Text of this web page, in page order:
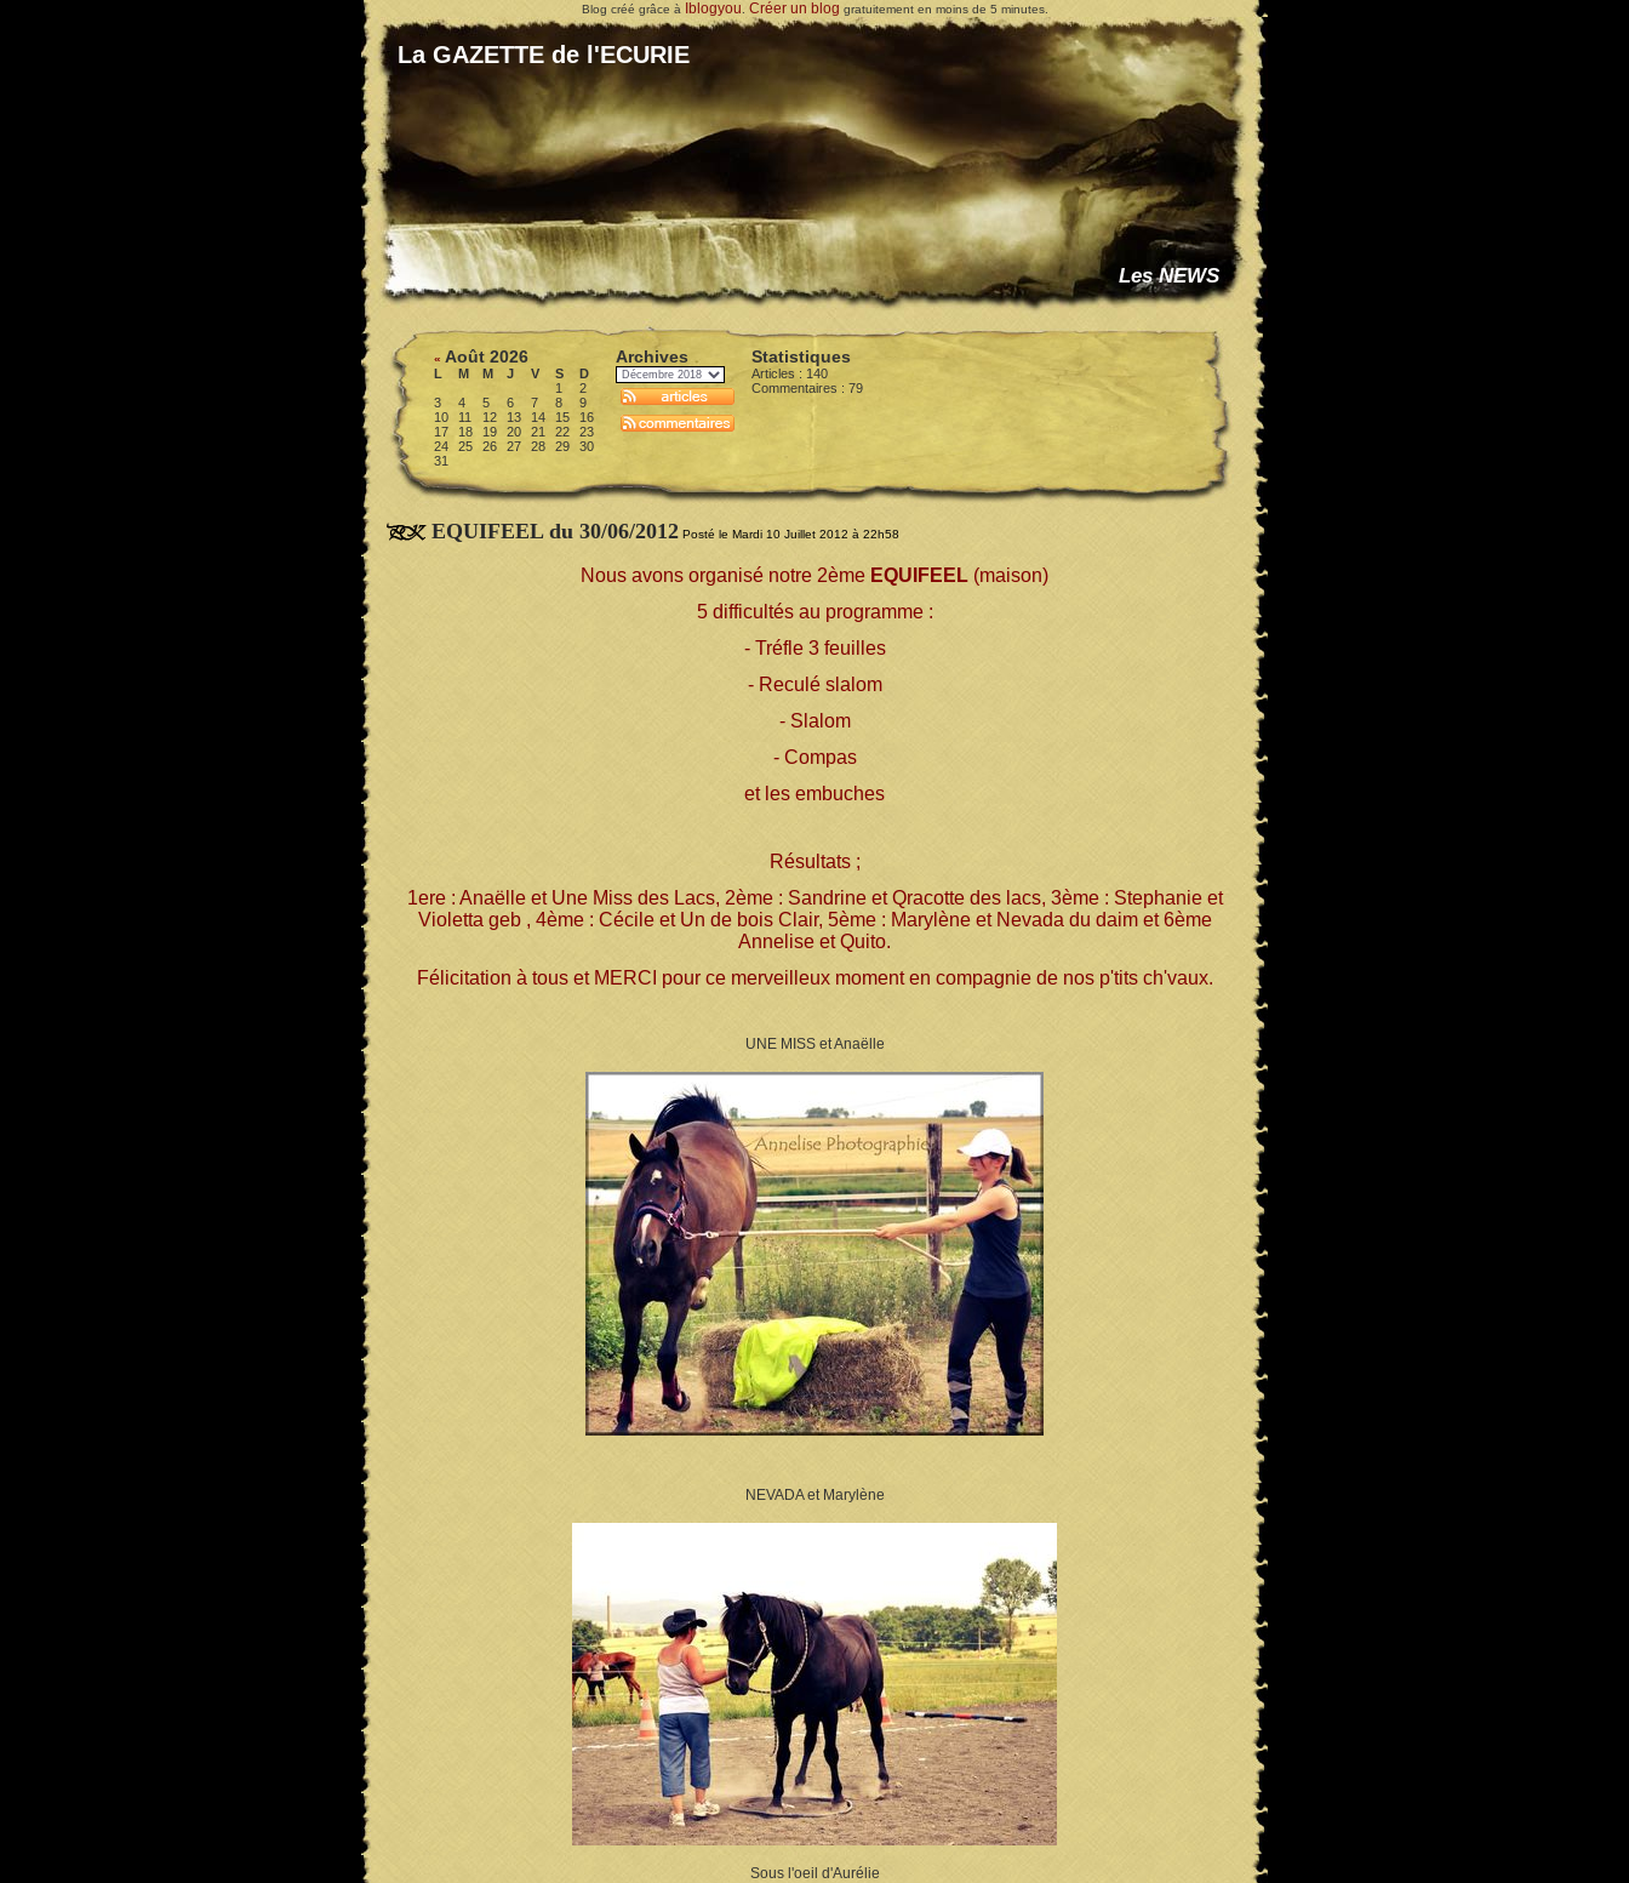
Blog créé grâce à Iblogyou Créer un blog gratuitement en moins de 5 minutes.
La GAZETTE de l'ECURIE
Les NEWS
« Août 2026
L M M J V S
D
1
2
3
4 5 6 7 8
9
10
11 12 13 14 15
16
17
18 19 20 21 22
23
24
25 26 27 28 29
30
31
Archives Statistiques
Articles : 140
Commentaires : 79
EQUIFEEL du 30/06/2012 Posté le Mardi 10 Juillet 2012 à 22h58
Nous avons organisé notre 2ème EQUIFEEL (maison)
5 difficultés au programme :
- Tréfle 3 feuilles
- Reculé slalom
- Slalom
- Compas
et les embuches
Résultats ;
1ere : Anaëlle et Une Miss des Lacs, 2ème : Sandrine et Qracotte des lacs, 3ème : Stephanie et
Violetta geb , 4ème : Cécile et Un de bois Clair, 5ème : Marylène et Nevada du daim et 6ème
Annelise et Quito.
Félicitation à tous et MERCI pour ce merveilleux moment en compagnie de nos p'tits ch'vaux.
UNE MISS et Anaëlle
NEVADA et Marylène
Sous l'oeil d'Aurélie